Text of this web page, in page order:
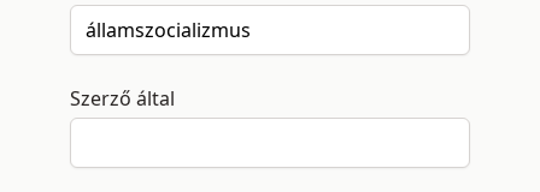
Szerző által